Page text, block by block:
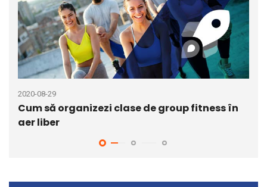
2020-08-29
Cum să organizezi clase de group fitness în
aer liber